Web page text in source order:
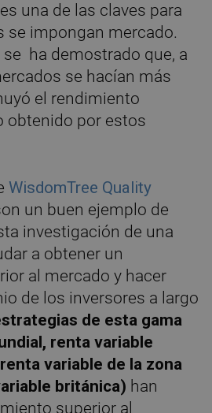
una de las claves para
se impongan mercado.
ha demostrado que, a
se hacían más
el rendimiento
obtenido por estos
WisdomTree Quality
un buen ejemplo de
investigación de una
a obtener un
al mercado y hacer
de los inversores a largo
de esta gama
renta variable
variable de la zona
británica) han
superior al